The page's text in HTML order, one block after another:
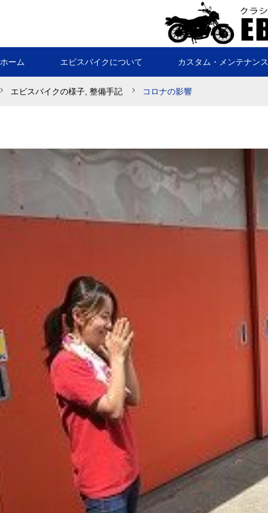
ホーム エビスバイクについて カスタム・メンテナンス
エビスバイクの様子 整備手記 コロナの影響